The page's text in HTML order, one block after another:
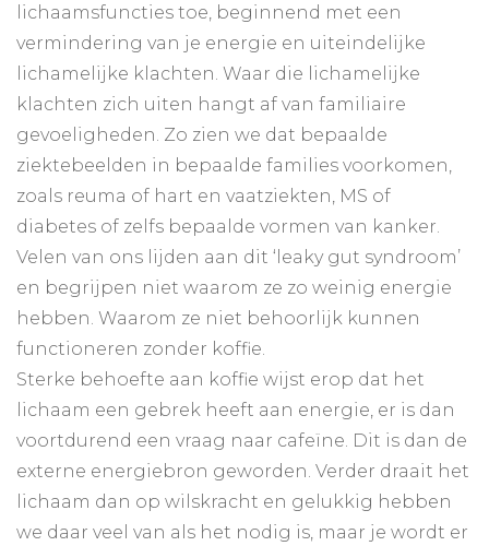
lichaamsfuncties toe, beginnend met een
vermindering van je energie en uiteindelijke
lichamelijke klachten. Waar die lichamelijke
klachten zich uiten hangt af van familiaire
gevoeligheden. Zo zien we dat bepaalde
ziektebeelden in bepaalde families voorkomen,
zoals reuma of hart en vaatziekten, MS of
diabetes of zelfs bepaalde vormen van kanker.
Velen van ons lijden aan dit ‘leaky gut syndroom’
en begrijpen niet waarom ze zo weinig energie
hebben. Waarom ze niet behoorlijk kunnen
functioneren zonder koffie.
Sterke behoefte aan koffie wijst erop dat het
lichaam een gebrek heeft aan energie, er is dan
voortdurend een vraag naar cafeïne. Dit is dan de
externe energiebron geworden. Verder draait het
lichaam dan op wilskracht en gelukkig hebben
we daar veel van als het nodig is, maar je wordt er